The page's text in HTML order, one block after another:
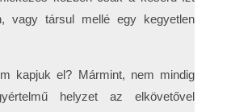
vagy társul mellé egy kegyetlen
kapjuk el? Mármint, nem mindig
helyzet az elkövetővel